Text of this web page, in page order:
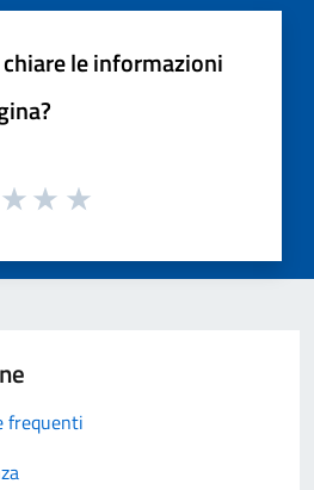
le informazioni
frequenti